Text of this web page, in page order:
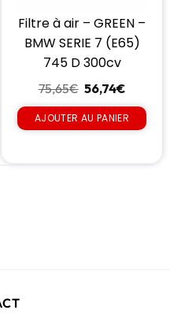
Filtre à air – GREEN –
BMW SERIE 7 (E65)
745 D 300cv
75,65€ 56,74€
AJOUTER AU PANIER